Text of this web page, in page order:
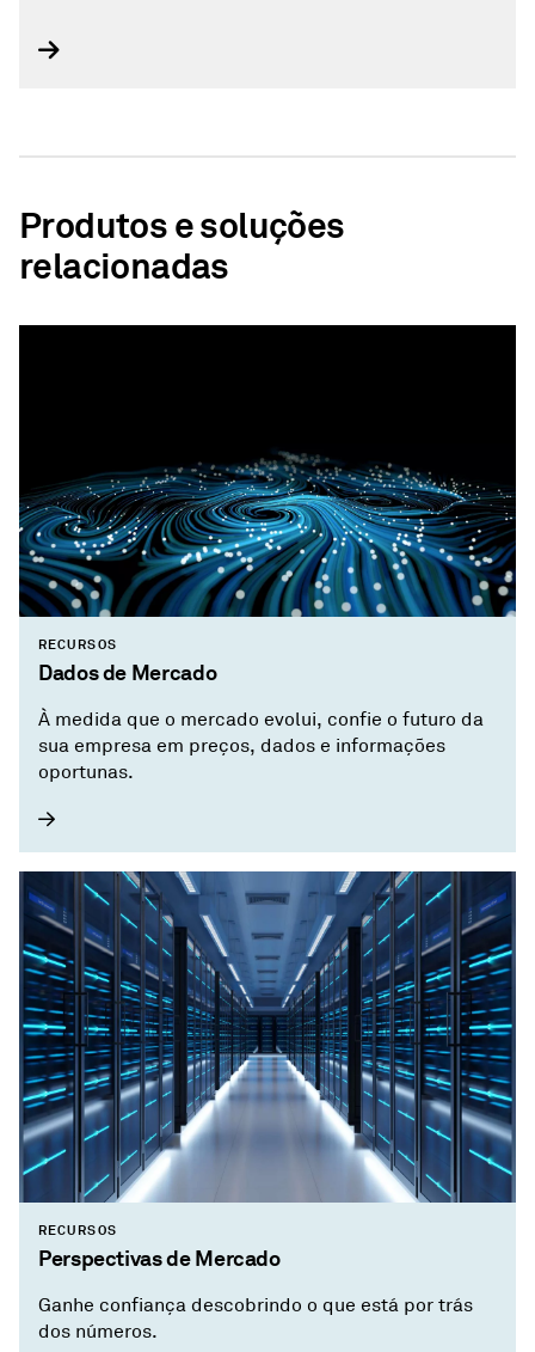
Produtos e soluções
relacionadas
RECURSOS
Dados de Mercado
À medida que o mercado evolui, confie o futuro da
sua empresa em preços, dados e informações
oportunas.
RECURSOS
Perspectivas de Mercado
Ganhe confiança descobrindo o que está por trás
dos números.